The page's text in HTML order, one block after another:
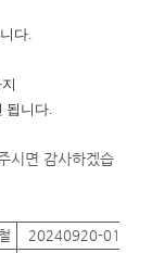
다.
됩니다.
시면 감사하겠습
20240920-01